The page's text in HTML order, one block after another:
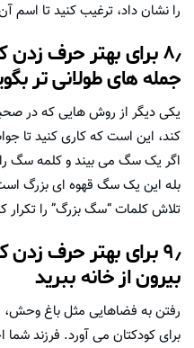
را نشان داد، ترغیب کنید تا اسم
۸٫ برای بهتر حرف
جمله های طولانی تر
یکی دیگر از روش هایی که در
کند، این است که کاری کنید تا
اگر یک سگ می بیند و کلمه سگ را
بله این یک سگ قهوه ای بزرگ
تلاش کلمات “سگ بزرگ” را تکرار
۹٫ برای بهتر حرف
بیرون از خانه ببرید
رفتن به فضاهایی مثل باغ وحش،
برای کودکتان می آورد. فرزند شما